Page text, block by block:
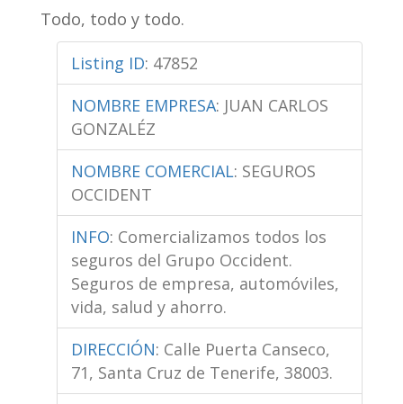
Todo, todo y todo.
Listing ID: 47852
NOMBRE EMPRESA: JUAN CARLOS
GONZALÉZ
NOMBRE COMERCIAL: SEGUROS
OCCIDENT
INFO: Comercializamos todos los
seguros del Grupo Occident.
Seguros de empresa, automóviles,
vida, salud y ahorro.
DIRECCIÓN: Calle Puerta Canseco,
71, Santa Cruz de Tenerife, 38003.